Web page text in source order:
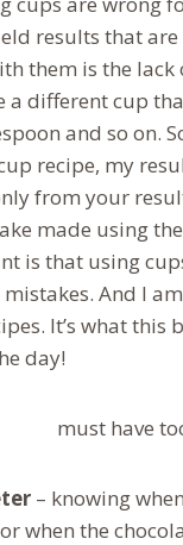
results that
them is the lack
a different cup
and so on.
recipe, my
from your
made using
is that using
And I
It’s what this
day!
– knowing
when the